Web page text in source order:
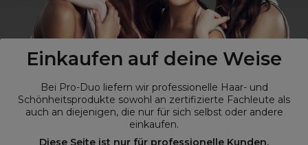
Einkaufen auf deine Weise
Bei Pro-Duo liefern wir professionelle Haar- und
Schönheitsprodukte sowohl an zertifizierte Fachleute als
auch an diejenigen, die nur für sich selbst oder andere
einkaufen.
Diese Seite ist nur für professionelle Kunden,